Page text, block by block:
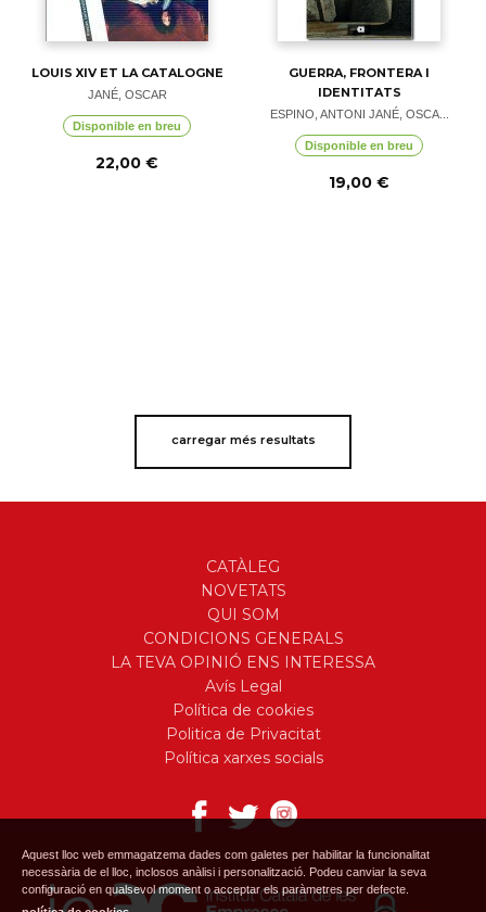
LOUIS XIV ET LA CATALOGNE
JANÉ, OSCAR
Disponible en breu
22,00 €
GUERRA, FRONTERA I
IDENTITATS
ESPINO, ANTONI JANÉ, OSCA...
Disponible en breu
19,00 €
carregar més resultats
CATÀLEG
NOVETATS
QUI SOM
CONDICIONS GENERALS
LA TEVA OPINIÓ ENS INTERESSA
Avís Legal
Política de cookies
Politica de Privacitat
Política xarxes socials
Aquest lloc web emmagatzema dades com galetes per habilitar la funcionalitat
necessària de el lloc, inclosos anàlisi i personalització. Podeu canviar la seva
configuració en qualsevol moment o acceptar els paràmetres per defecte.